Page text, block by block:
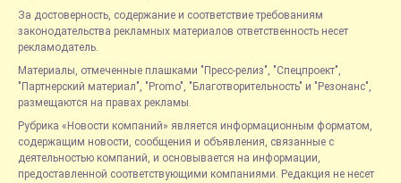
За достоверность, содержание и соответствие требованиям
законодательства рекламных материалов ответственность несет
рекламодатель.
Материалы, отмеченные плашками "Пресс-релиз", "Спецпроект",
"Партнерский материал", "Promo", "Благотворительность" и "Резонанс",
размещаются на правах рекламы.
Рубрика «Новости компаний» является информационным форматом,
содержащим новости, сообщения и объявления, связанные с
деятельностью компаний, и основывается на информации,
предоставленной соответствующими компаниями. Редакция не несет